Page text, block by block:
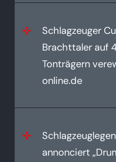
Schlagzeuger
Brachttaler auf
Tonträgern
online.de
annonciert